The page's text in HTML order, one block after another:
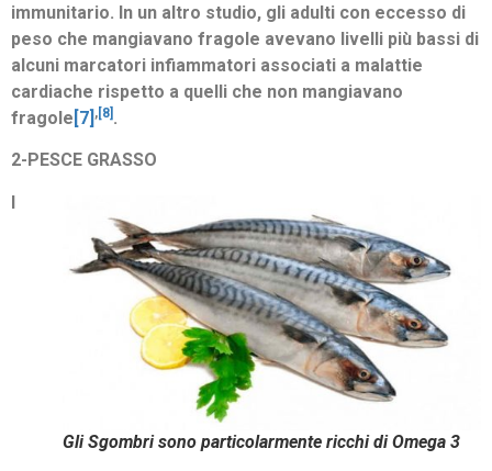
immunitario. In un altro studio, gli adulti con eccesso di
peso che mangiavano fragole avevano livelli più bassi di
alcuni marcatori infiammatori associati a malattie
cardiache rispetto a quelli che non mangiavano
fragole [7] , [8] .
2-PESCE GRASSO
Gli Sgombri sono particolarmente ricchi di Omega 3
I